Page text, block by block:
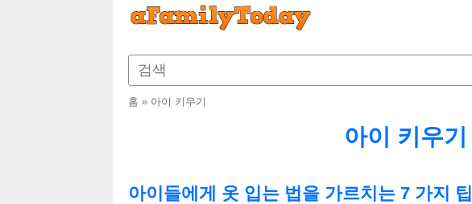
홈 » 아이 키우기
아이 키우기
아이들에게 옷 입는 법을 가르치는 7 가지 팁